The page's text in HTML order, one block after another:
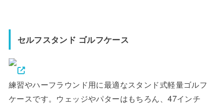
セルフスタンド ゴルフケース
練習やハーフラウンド用に最適なスタンド式軽量ゴルフ
ケースです。ウェッジやパターはもちろん、47インチ